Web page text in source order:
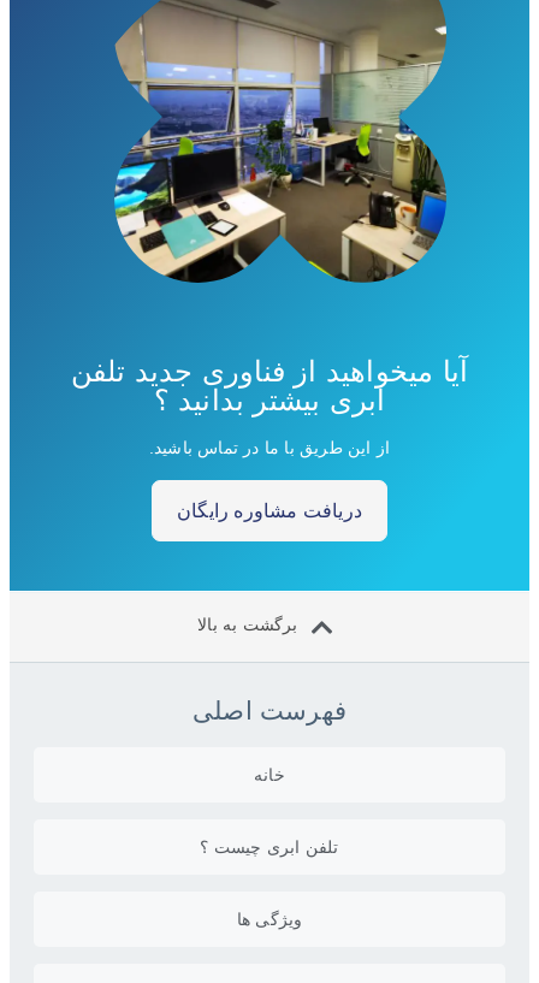
آیا میخواهید از فناوری جدید تلفن
ابری بیشتر بدانید ؟
از این طریق با ما در تماس باشید.
دریافت مشاوره رایگان
برگشت به بالا
فهرست اصلی
خانه
تلفن ابری چیست ؟
ویژگی ها